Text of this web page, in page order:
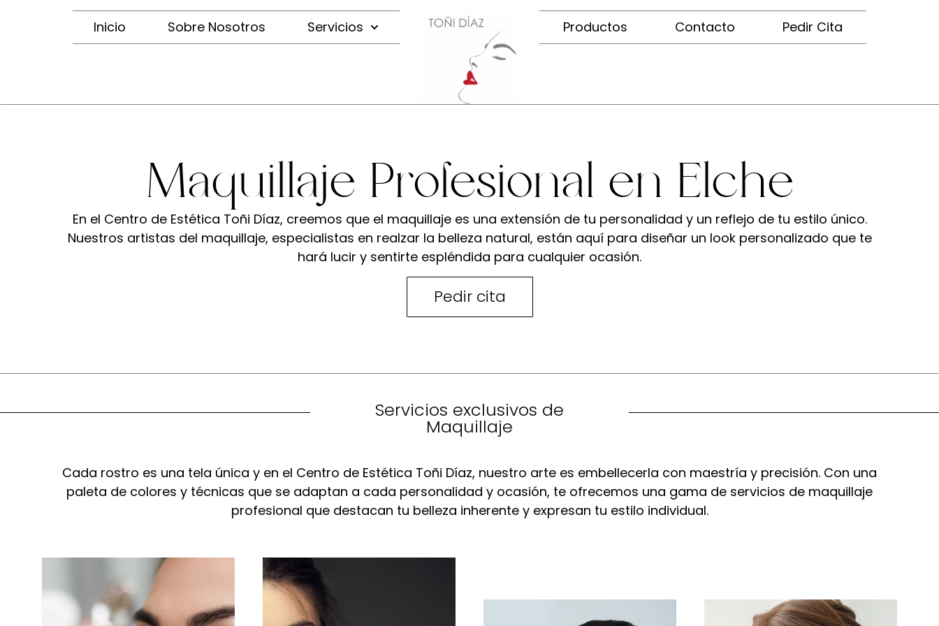
Inicio Sobre Nosotros Servicios Productos Contacto Pedir Cita
Maquillaje Profesional en Elche
En el Centro de Estética Toñi Díaz, creemos que el maquillaje es una extensión de tu personalidad y un reflejo de tu estilo único.
Nuestros artistas del maquillaje, especialistas en realzar la belleza natural, están aquí para diseñar un look personalizado que te
hará lucir y sentirte espléndida para cualquier ocasión.
Pedir cita
Servicios exclusivos de
Maquillaje
Cada rostro es una tela única y en el Centro de Estética Toñi Díaz, nuestro arte es embellecerla con maestría y precisión. Con una
paleta de colores y técnicas que se adaptan a cada personalidad y ocasión, te ofrecemos una gama de servicios de maquillaje
profesional que destacan tu belleza inherente y expresan tu estilo individual.